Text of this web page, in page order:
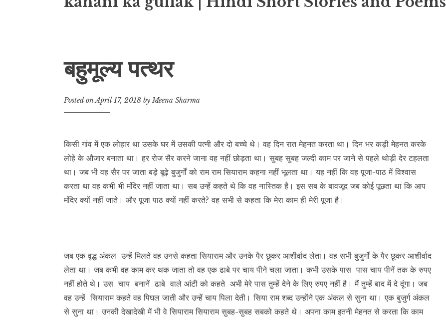
बहुमूल्य पत्थर
Posted onApril 17, 2018 byMeena Sharma
किसी गांव में एक लोहार था उसके घर में उसकी पत्नी और दो बच्चे थे। वह दिन रात मेहनत करता था। दिन भर कड़ी मेहनत करके
लोहे के औजार बनाता था। हर रोज सैर करने जाना वह नहीं छोड़ता था। सुबह सुबह जल्दी काम पर जाने से पहले थोड़ी देर टहलता
था। जब भी वह सैर पर जाता बड़े बूढ़े बुजुर्गों को राम राम सियाराम कहना नहीं भूलता था। यह नहीं कि वह पूजा-पाठ में विश्वास
करता था वह कभी भी मंदिर नहीं जाता था। सब उन्हें कहते थे कि वह नास्तिक है। इस सब के बावजूद जब कोई पूछता था कि आप
मंदिर क्यों नहीं जाते। और पूजा पाठ क्यों नहीं करते? वह सभी से कहता कि मेरा काम ही मेरी पूजा है।
जब एक वृद्ध अंकल उन्हें मिलते वह उनसे कहता सियाराम और उनके पैर छूकर आशीर्वाद लेता। वह सभी बुजुर्गों के पैर छूकर आशीर्वाद
लेता था। जब कभी वह काम कर थक जाता तो वह एक ढाबे पर चाय पीने चला जाता। कभी उसके पास पास चाय पीनें तक के रुपए
नहीं होते थे। उस चाय बनानें ढाबे वाले आंटी को कहते अभी मेरे पास तुम्हें देने के लिए रुपए नहीं है। मैं तुम्हें बाद में दे दूंगा। जब
वह उन्हें सियाराम कहते वह पिघल जाती और उन्हें चाय पिला देती। सिया राम शब्द उन्होंने एक अंकल से सुना था। एक बुजुर्ग अंकल
से सुना था। उनकी देखादेखी में भी वे सियाराम सियाराम सुबह-सुबह सबको कहते थे। अपना काम इतनी मेहनत से करता कि काम